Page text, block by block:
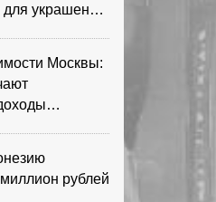
украшения
Москвы:
рублей